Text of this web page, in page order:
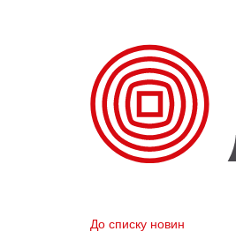
До списку новин